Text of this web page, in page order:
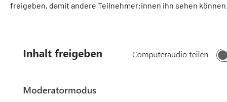
freigeben, damit andere Teilnehmer:innen ihn sehen